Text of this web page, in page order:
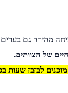
מהירה גם בערים
של הצוותים.
לבזבז שעות